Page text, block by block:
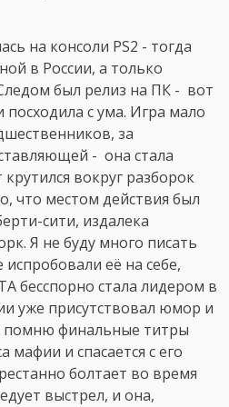
на консоли PS2 - тогда
в России, а только
был релиз на ПК - вот
посходила с ума. Игра мало
за
- она стала
вокруг разборок
что местом действия был
сити, издалека
Я не буду много писать
испробовали её на себе,
бесспорно стала лидером в
уже присутствовал юмор и
финальные титры
мафии и спасается с его
болтает во время
выстрел, и она,